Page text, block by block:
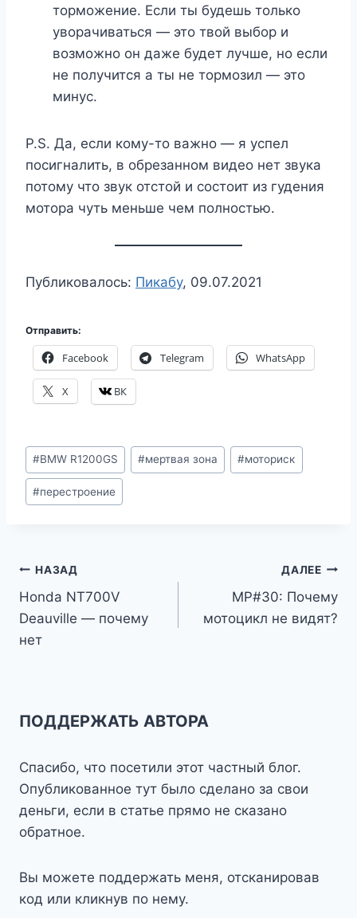
торможение. Если ты будешь только
уворачиваться — это твой выбор и
возможно он даже будет лучше, но если
не получится а ты не тормозил — это
минус.
P.S. Да, если кому-то важно — я успел
посигналить, в обрезанном видео нет звука
потому что звук отстой и состоит из гудения
мотора чуть меньше чем полностью.
Публиковалось: Пикабу, 09.07.2021
Отправить:
Facebook Telegram WhatsApp
X ВК
Метки
записи:
#BMW R1200GS #мертвая зона #моториск
#перестроение
Навигация
по
записям
НАЗАД
Honda NT700V
Deauville — почему
нет
ДАЛЕЕ
МР#30: Почему
мотоцикл не видят?
ПОДДЕРЖАТЬ АВТОРА
Спасибо, что посетили этот частный блог.
Опубликованное тут было сделано за свои
деньги, если в статье прямо не сказано
обратное.
Вы можете поддержать меня, отсканировав
код или кликнув по нему.